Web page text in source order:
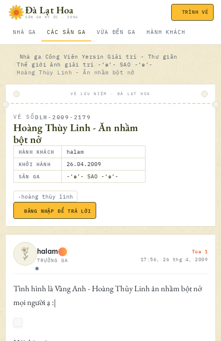
Bỏ qua nội dungĐà Lạt Hoa
SÂN GA KÝ ỨC · 2006
NHÀ GA CÁC SÂN GA VỪA ĐẾN GA HÀNH KHÁCH
TRÌNH VÉ
Nhà ga Công Viên Yersin
Giải trí - Thư giãn
Thế giới ảnh giải trí
-‘๑’- SAO -‘๑’-
Hoàng Thùy Linh - Ăn nhầm bột nở
VÉ LƯU NIỆM · ĐÀ LẠT HOA
VÉ SỐ DLH-2009-2179
Hoàng Thùy Linh - Ăn nhầm
bột nở
HÀNH KHÁCH halam
KHỞI HÀNH 26.04.2009
SÂN GA -‘๑’- SAO -‘๑’-
hoàng thùy linh
ĐĂNG NHẬP ĐỂ TRẢ LỜI
Ngoại tuyến
halam
TRƯỞNG GA
Toa 1
17:56, 26 thg 4, 2009
Tình hình là Vàng Anh - Hoàng Thủy Linh ăn nhầm bột nở
mọi người ạ :|